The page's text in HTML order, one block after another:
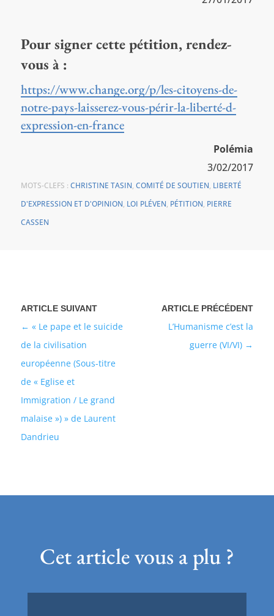
Pour signer cette pétition, rendez-
vous à :
https://www.change.org/p/les-citoyens-de-
notre-pays-laisserez-vous-périr-la-liberté-d-
expression-en-france
Polémia
3/02/2017
MOTS-CLEFS : CHRISTINE TASIN, COMITÉ DE SOUTIEN, LIBERTÉ
D'EXPRESSION ET D'OPINION, LOI PLÉVEN, PÉTITION, PIERRE
CASSEN
L’Humanisme c’est la
guerre (VI/VI)
« Le pape et le suicide
de la civilisation
européenne (Sous-titre
de « Eglise et
Immigration / Le grand
malaise ») » de Laurent
Dandrieu
Cet article vous a plu ?